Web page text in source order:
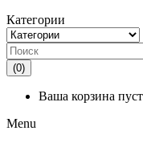
Категории
(0)
Ваша корзина
Menu